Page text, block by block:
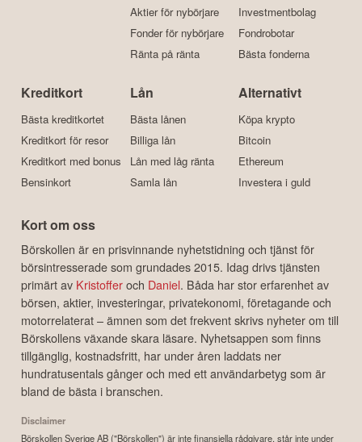
Aktier för nybörjare
Fonder för nybörjare
Ränta på ränta
Investmentbolag
Fondrobotar
Bästa fonderna
Kreditkort
Bästa kreditkortet
Kreditkort för resor
Kreditkort med bonus
Bensinkort
Lån
Bästa lånen
Billiga lån
Lån med låg ränta
Samla lån
Alternativt
Köpa krypto
Bitcoin
Ethereum
Investera i guld
Kort om oss
Börskollen är en prisvinnande nyhetstidning och tjänst för
börsintresserade som grundades 2015. Idag drivs tjänsten
primärt av Kristofferoch Daniel. Båda har stor erfarenhet av
börsen, aktier, investeringar, privatekonomi, företagande och
motorrelaterat – ämnen som det frekvent skrivs nyheter om till
Börskollens växande skara läsare. Nyhetsappen som finns
tillgänglig, kostnadsfritt, har under åren laddats ner
hundratusentals gånger och med ett användarbetyg som är
bland de bästa i branschen.
Disclaimer
Börskollen Sverige AB ("Börskollen") är inte finansiella rådgivare, står inte under